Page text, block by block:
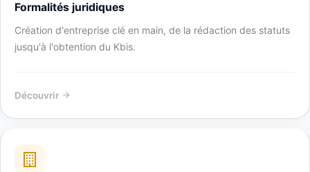
Formalités juridiques
Création d'entreprise clé en main, de la rédaction des statuts
jusqu'à l'obtention du Kbis.
Découvrir